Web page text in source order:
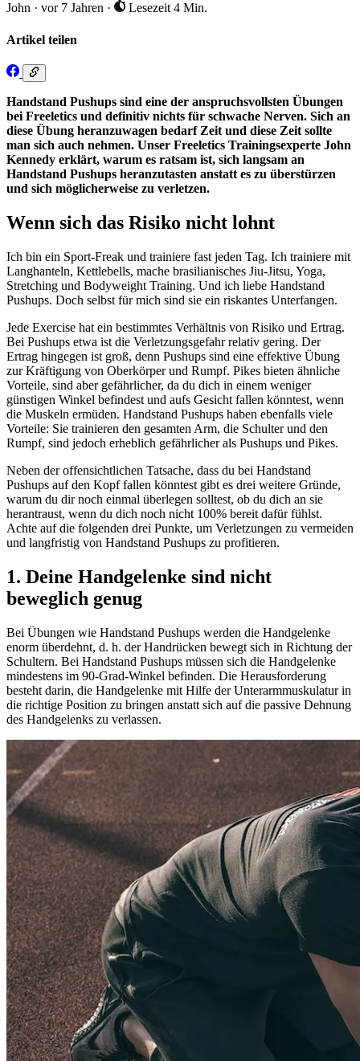
John · vor 7 Jahren · Lesezeit 4 Min.
Artikel teilen
Handstand Pushups sind eine der anspruchsvollsten Übungen
bei Freeletics und definitiv nichts für schwache Nerven. Sich an
diese Übung heranzuwagen bedarf Zeit und diese Zeit sollte
man sich auch nehmen. Unser Freeletics Trainingsexperte John
Kennedy erklärt, warum es ratsam ist, sich langsam an
Handstand Pushups heranzutasten anstatt es zu überstürzen
und sich möglicherweise zu verletzen.
Wenn sich das Risiko nicht lohnt
Ich bin ein Sport-Freak und trainiere fast jeden Tag. Ich trainiere mit
Langhanteln, Kettlebells, mache brasilianisches Jiu-Jitsu, Yoga,
Stretching und Bodyweight Training. Und ich liebe Handstand
Pushups. Doch selbst für mich sind sie ein riskantes Unterfangen.
Jede Exercise hat ein bestimmtes Verhältnis von Risiko und Ertrag.
Bei Pushups etwa ist die Verletzungsgefahr relativ gering. Der
Ertrag hingegen ist groß, denn Pushups sind eine effektive Übung
zur Kräftigung von Oberkörper und Rumpf. Pikes bieten ähnliche
Vorteile, sind aber gefährlicher, da du dich in einem weniger
günstigen Winkel befindest und aufs Gesicht fallen könntest, wenn
die Muskeln ermüden. Handstand Pushups haben ebenfalls viele
Vorteile: Sie trainieren den gesamten Arm, die Schulter und den
Rumpf, sind jedoch erheblich gefährlicher als Pushups und Pikes.
Neben der offensichtlichen Tatsache, dass du bei Handstand
Pushups auf den Kopf fallen könntest gibt es drei weitere Gründe,
warum du dir noch einmal überlegen solltest, ob du dich an sie
herantraust, wenn du dich noch nicht 100% bereit dafür fühlst.
Achte auf die folgenden drei Punkte, um Verletzungen zu vermeiden
und langfristig von Handstand Pushups zu profitieren.
1. Deine Handgelenke sind nicht
beweglich genug
Bei Übungen wie Handstand Pushups werden die Handgelenke
enorm überdehnt, d. h. der Handrücken bewegt sich in Richtung der
Schultern. Bei Handstand Pushups müssen sich die Handgelenke
mindestens im 90-Grad-Winkel befinden. Die Herausforderung
besteht darin, die Handgelenke mit Hilfe der Unterarmmuskulatur in
die richtige Position zu bringen anstatt sich auf die passive Dehnung
des Handgelenks zu verlassen.